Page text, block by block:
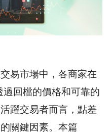
易市場中，各商家在
回檔的價格和可靠的
躍交易者而言，點差
關鍵因素。本篇